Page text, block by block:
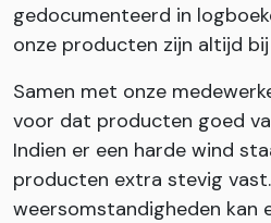
gedocumenteerd in
onze producten zijn altijd
Samen met onze
voor dat producten goed
Indien er een harde wind
producten extra stevig
weersomstandigheden kan